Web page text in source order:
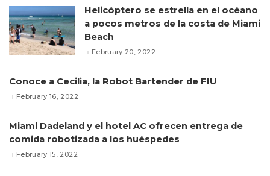
Helicóptero se estrella en el océano
a pocos metros de la costa de Miami
Beach
February 20, 2022
Conoce a Cecilia, la Robot Bartender de FIU
February 16, 2022
Miami Dadeland y el hotel AC ofrecen entrega de
comida robotizada a los huéspedes
February 15, 2022